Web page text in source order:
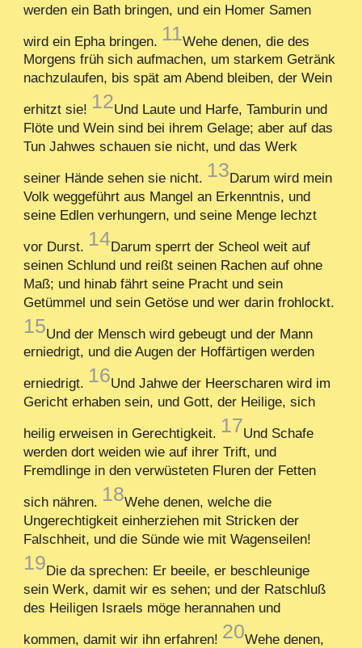
werden ein Bath bringen, und ein Homer Samen
wird ein Epha bringen. 11Wehe denen, die des
Morgens früh sich aufmachen, um starkem Getränk
nachzulaufen, bis spät am Abend bleiben, der Wein
erhitzt sie! 12Und Laute und Harfe, Tamburin und
Flöte und Wein sind bei ihrem Gelage; aber auf das
Tun Jahwes schauen sie nicht, und das Werk
seiner Hände sehen sie nicht. 13Darum wird mein
Volk weggeführt aus Mangel an Erkenntnis, und
seine Edlen verhungern, und seine Menge lechzt
vor Durst. 14Darum sperrt der Scheol weit auf
seinen Schlund und reißt seinen Rachen auf ohne
Maß; und hinab fährt seine Pracht und sein
Getümmel und sein Getöse und wer darin frohlockt.
15Und der Mensch wird gebeugt und der Mann
erniedrigt, und die Augen der Hoffärtigen werden
erniedrigt. 16Und Jahwe der Heerscharen wird im
Gericht erhaben sein, und Gott, der Heilige, sich
heilig erweisen in Gerechtigkeit. 17Und Schafe
werden dort weiden wie auf ihrer Trift, und
Fremdlinge in den verwüsteten Fluren der Fetten
sich nähren. 18Wehe denen, welche die
Ungerechtigkeit einherziehen mit Stricken der
Falschheit, und die Sünde wie mit Wagenseilen!
19Die da sprechen: Er beeile, er beschleunige
sein Werk, damit wir es sehen; und der Ratschluß
des Heiligen Israels möge herannahen und
kommen, damit wir ihn erfahren! 20Wehe denen,